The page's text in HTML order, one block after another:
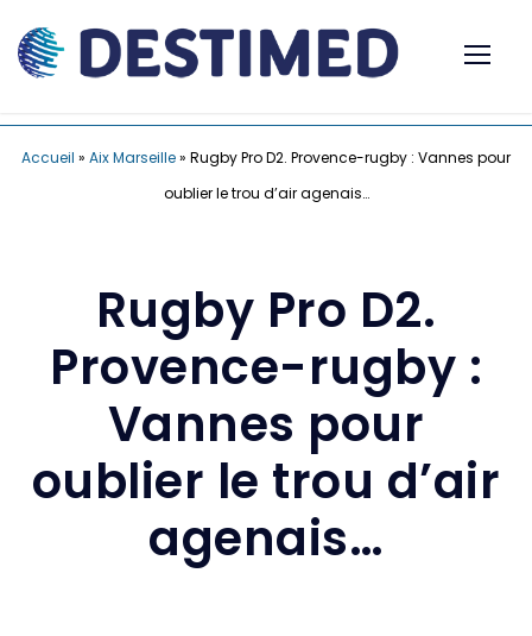
Accueil » Aix Marseille» Rugby Pro D2. Provence-rugby : Vannes pour
oublier le trou d’air agenais…
Rugby Pro D2.
Provence-rugby :
Vannes pour
oublier le trou d’air
agenais…